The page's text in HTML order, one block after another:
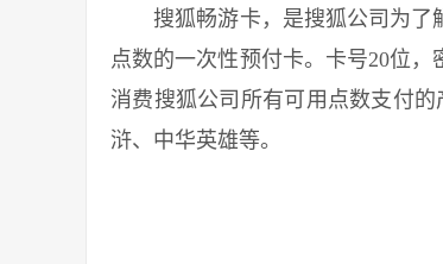
搜狐畅游卡，是搜狐公司为了
点数的一次性预付卡。卡号20位
消费搜狐公司所有可用点数支付
浒、中华英雄等。